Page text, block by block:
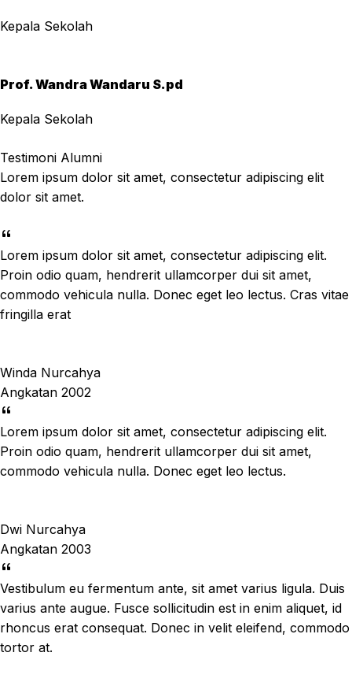
Kepala Sekolah
Prof. Wandra Wandaru S.pd
Kepala Sekolah
Testimoni Alumni
Lorem ipsum dolor sit amet, consectetur adipiscing elit
dolor sit amet.
Lorem ipsum dolor sit amet, consectetur adipiscing elit.
Proin odio quam, hendrerit ullamcorper dui sit amet,
commodo vehicula nulla. Donec eget leo lectus. Cras vitae
fringilla erat
Winda Nurcahya
Angkatan 2002
Lorem ipsum dolor sit amet, consectetur adipiscing elit.
Proin odio quam, hendrerit ullamcorper dui sit amet,
commodo vehicula nulla. Donec eget leo lectus.
Dwi Nurcahya
Angkatan 2003
Vestibulum eu fermentum ante, sit amet varius ligula. Duis
varius ante augue. Fusce sollicitudin est in enim aliquet, id
rhoncus erat consequat. Donec in velit eleifend, commodo
tortor at.